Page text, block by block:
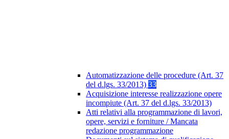
Automatizzazione delle procedure (Art. 37
del d.lgs. 33/2013) 33
Acquisizione interesse realizzazione opere
incompiute (Art. 37 del d.lgs. 33/2013)
Atti relativi alla programmazione di lavori,
opere, servizi e forniture / Mancata
redazione programmazione